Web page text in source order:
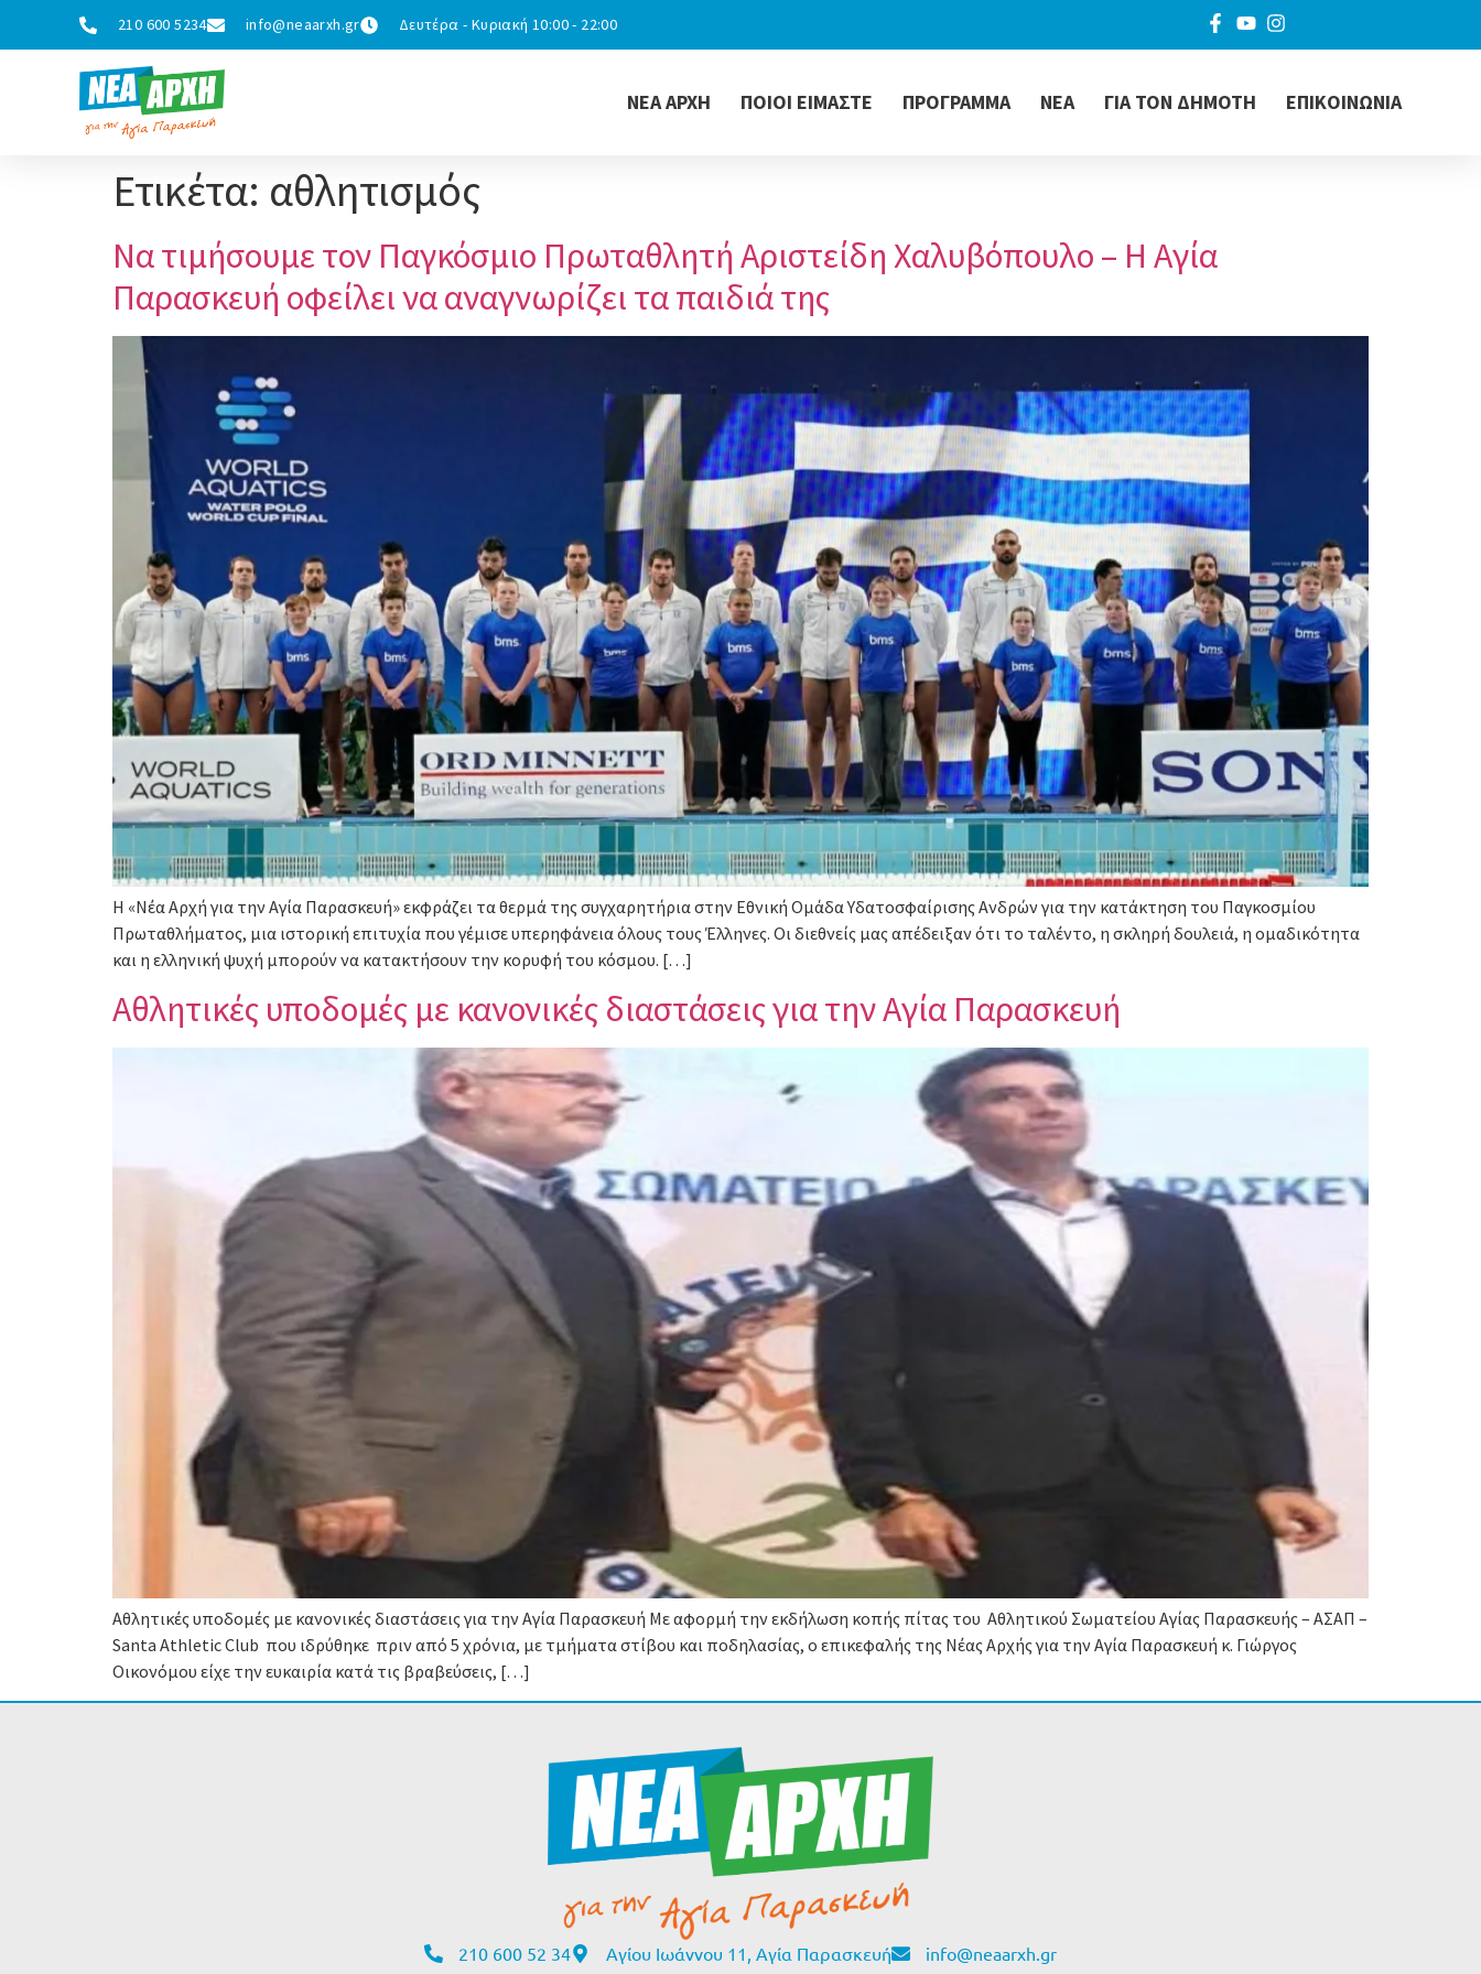
210 600 5234 info@neaarxh.gr Δευτέρα - Κυριακή 10:00 - 22:00
ΝΕΑ ΑΡΧΗ ΠΟΙΟΙ ΕΙΜΑΣΤΕ ΠΡΟΓΡΑΜΜΑ ΝΕΑ ΓΙΑ ΤΟΝ ΔΗΜΟΤΗ ΕΠΙΚΟΙΝΩΝΙΑ
Ετικέτα: αθλητισμός
Να τιμήσουμε τον Παγκόσμιο Πρωταθλητή Αριστείδη Χαλυβόπουλο – Η Αγία
Παρασκευή οφείλει να αναγνωρίζει τα παιδιά της
Η «Νέα Αρχή για την Αγία Παρασκευή» εκφράζει τα θερμά της συγχαρητήρια στην Εθνική Ομάδα Υδατοσφαίρισης Ανδρών για την κατάκτηση του Παγκοσμίου
Πρωταθλήματος, μια ιστορική επιτυχία που γέμισε υπερηφάνεια όλους τους Έλληνες. Οι διεθνείς μας απέδειξαν ότι το ταλέντο, η σκληρή δουλειά, η ομαδικότητα
και η ελληνική ψυχή μπορούν να κατακτήσουν την κορυφή του κόσμου. […]
Αθλητικές υποδομές με κανονικές διαστάσεις για την Αγία Παρασκευή
Αθλητικές υποδομές με κανονικές διαστάσεις για την Αγία Παρασκευή Με αφορμή την εκδήλωση κοπής πίτας του Αθλητικού Σωματείου Αγίας Παρασκευής – ΑΣΑΠ –
Santa Athletic Club που ιδρύθηκε πριν από 5 χρόνια, με τμήματα στίβου και ποδηλασίας, ο επικεφαλής της Νέας Αρχής για την Αγία Παρασκευή κ. Γιώργος
Οικονόμου είχε την ευκαιρία κατά τις βραβεύσεις, […]
210 600 52 34 Αγίου Ιωάννου 11, Αγία Παρασκευή info@neaarxh.gr